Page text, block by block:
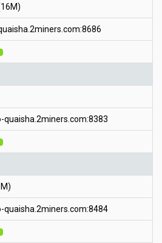
quaisha.2miners.com:8383
quaisha.2miners.com:8484